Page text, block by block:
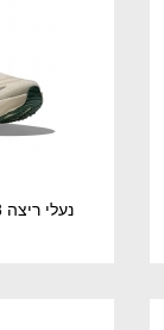
נעלי ריצה HOKA ARAHI 8 גברים